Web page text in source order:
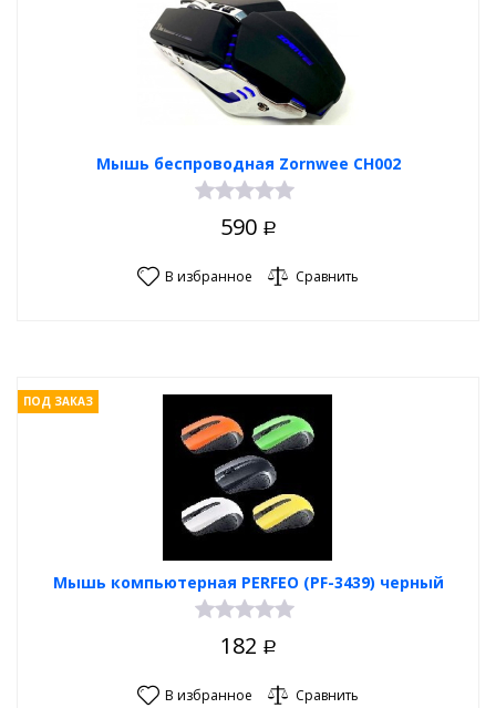
Мышь беспроводная Zornwee CH002
590 Р
В избранное Сравнить
Мышь компьютерная PERFEO (PF-3439) черный
ПОД ЗАКАЗ
182 Р
В избранное Сравнить